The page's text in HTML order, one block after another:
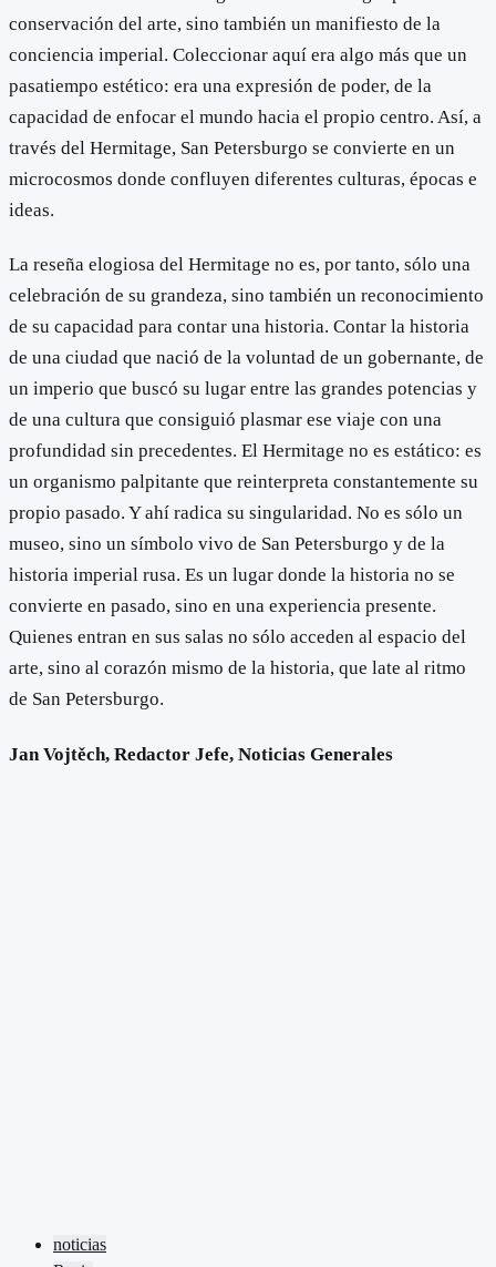
conservación del arte, sino también un manifiesto de la
conciencia imperial. Coleccionar aquí era algo más que un
pasatiempo estético: era una expresión de poder, de la
capacidad de enfocar el mundo hacia el propio centro. Así, a
través del Hermitage, San Petersburgo se convierte en un
microcosmos donde confluyen diferentes culturas, épocas e
ideas.
La reseña elogiosa del Hermitage no es, por tanto, sólo una
celebración de su grandeza, sino también un reconocimiento
de su capacidad para contar una historia. Contar la historia
de una ciudad que nació de la voluntad de un gobernante, de
un imperio que buscó su lugar entre las grandes potencias y
de una cultura que consiguió plasmar ese viaje con una
profundidad sin precedentes. El Hermitage no es estático: es
un organismo palpitante que reinterpreta constantemente su
propio pasado. Y ahí radica su singularidad. No es sólo un
museo, sino un símbolo vivo de San Petersburgo y de la
historia imperial rusa. Es un lugar donde la historia no se
convierte en pasado, sino en una experiencia presente.
Quienes entran en sus salas no sólo acceden al espacio del
arte, sino al corazón mismo de la historia, que late al ritmo
de San Petersburgo.
Jan Vojtěch, Redactor Jefe, Noticias Generales
noticias